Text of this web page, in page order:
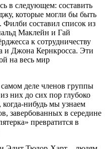
в следующем: составить
которые могли бы быть
Филби составил список из
Маклейн и Гай
к сотрудничеству
и Джона Кернкросса. Эти
на весь мир
деле членов группы
них до сих пор глубоко
нибудь мы узнаем
завербованных в середине
превратится в